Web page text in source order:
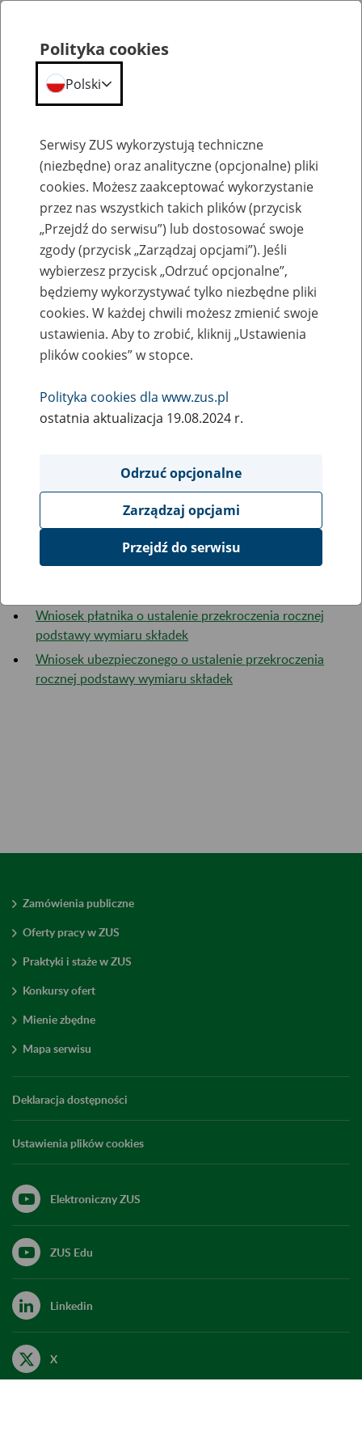
Katalog usług - firmy
Katalog usług - rozliczenia składek
11 lutego
2026
Rozliczenia na koncie płatnika
Zwrot nienależnie opłaconych składek
Zaświadczenie o niezaleganiu w opłacaniu składek
Rozliczenia z tytułu składek 30x
Wniosek płatnika o ustalenie przekroczenia rocznej
podstawy wymiaru składek
Wniosek ubezpieczonego o ustalenie przekroczenia
rocznej podstawy wymiaru składek
Zamówienia publiczne
Oferty pracy w ZUS
Praktyki i staże w ZUS
Konkursy ofert
Mienie zbędne
Mapa serwisu
Deklaracja dostępności
Ustawienia plików cookies
Elektroniczny ZUS
ZUS Edu
Linkedin
X
Polityka cookies
Polski
Serwisy ZUS wykorzystują techniczne
(niezbędne) oraz analityczne (opcjonalne) pliki
cookies. Możesz zaakceptować wykorzystanie
przez nas wszystkich takich plików (przycisk
„Przejdź do serwisu”) lub dostosować swoje
zgody (przycisk „Zarządzaj opcjami”). Jeśli
wybierzesz przycisk „Odrzuć opcjonalne”,
będziemy wykorzystywać tylko niezbędne pliki
cookies. W każdej chwili możesz zmienić swoje
ustawienia. Aby to zrobić, kliknij „Ustawienia
plików cookies” w stopce.
Polityka cookies dla www.zus.pl
ostatnia aktualizacja 19.08.2024 r.
Odrzuć opcjonalne
Zarządzaj opcjami
Przejdź do serwisu